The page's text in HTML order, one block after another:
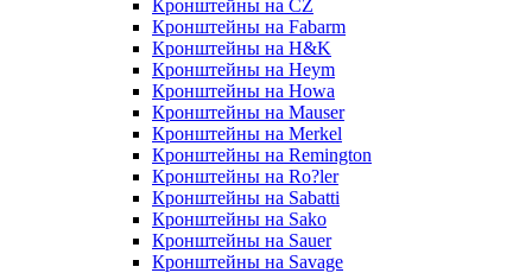
Кронштейны на CZ
Кронштейны на Fabarm
Кронштейны на H&K
Кронштейны на Heym
Кронштейны на Howa
Кронштейны на Mauser
Кронштейны на Merkel
Кронштейны на Remington
Кронштейны на Ro?ler
Кронштейны на Sabatti
Кронштейны на Sako
Кронштейны на Sauer
Кронштейны на Savage